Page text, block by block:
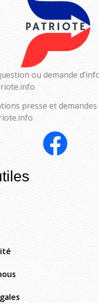
ou demande
presse et demandes